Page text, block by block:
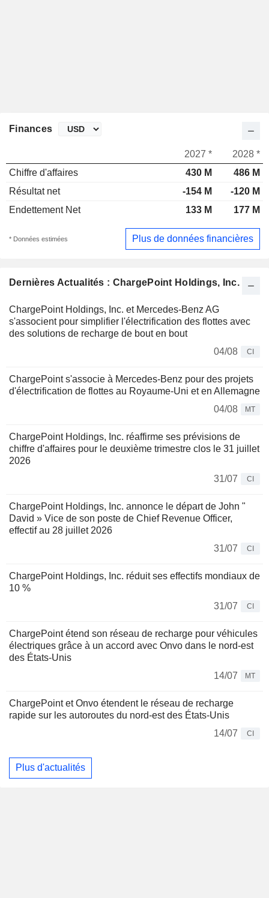
Dernières Actualités : ChargePoint Holdings, Inc.
ChargePoint Holdings, Inc. et Mercedes-Benz AG
s'associent pour simplifier l'électrification des flottes avec
des solutions de recharge de bout en bout
04/08
CI
ChargePoint s'associe à Mercedes-Benz pour des projets
d'électrification de flottes au Royaume-Uni et en Allemagne
04/08
MT
ChargePoint Holdings, Inc. réaffirme ses prévisions de
chiffre d'affaires pour le deuxième trimestre clos le 31 juillet
2026
31/07
CI
ChargePoint Holdings, Inc. annonce le départ de John "
David » Vice de son poste de Chief Revenue Officer,
effectif au 28 juillet 2026
31/07
CI
ChargePoint Holdings, Inc. réduit ses effectifs mondiaux de
10 %
31/07
CI
ChargePoint étend son réseau de recharge pour véhicules
électriques grâce à un accord avec Onvo dans le nord-est
des États-Unis
14/07
MT
ChargePoint et Onvo étendent le réseau de recharge
rapide sur les autoroutes du nord-est des États-Unis
14/07
CI
Plus d'actualités
Finances
2027 *
2028 *
Chiffre d'affaires
430 M
486 M
Résultat net
-154 M
-120 M
Endettement Net
133 M 177 M
* Données estimées Plus de données financières